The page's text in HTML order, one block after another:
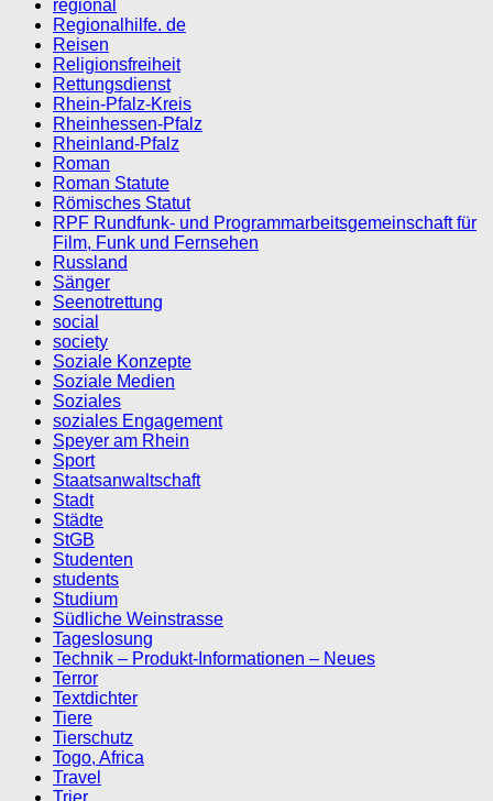
regional
Regionalhilfe. de
Reisen
Religionsfreiheit
Rettungsdienst
Rhein-Pfalz-Kreis
Rheinhessen-Pfalz
Rheinland-Pfalz
Roman
Roman Statute
Römisches Statut
RPF Rundfunk- und Programmarbeitsgemeinschaft für
Film, Funk und Fernsehen
Russland
Sänger
Seenotrettung
social
society
Soziale Konzepte
Soziale Medien
Soziales
soziales Engagement
Speyer am Rhein
Sport
Staatsanwaltschaft
Stadt
Städte
StGB
Studenten
students
Studium
Südliche Weinstrasse
Tageslosung
Technik – Produkt-Informationen – Neues
Terror
Textdichter
Tiere
Tierschutz
Togo, Africa
Travel
Trier